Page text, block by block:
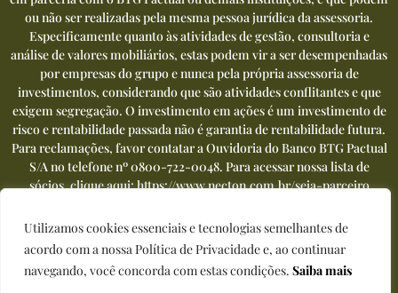
Utilizamos cookies essenciais e tecnologias semelhantes de
acordo com a nossa Política de Privacidade e, ao continuar
navegando, você concorda com estas condições. Saiba mais
ou não ser realizadas pela mesma pessoa jurídica da assessoria.
Especificamente quanto às atividades de gestão, consultoria e
análise de valores mobiliários, estas podem vir a ser desempenhadas
por empresas do grupo e nunca pela própria assessoria de
investimentos, considerando que são atividades conflitantes e que
exigem segregação. O investimento em ações é um investimento de
risco e rentabilidade passada não é garantia de rentabilidade futura.
Para reclamações, favor contatar a Ouvidoria do Banco BTG Pactual
S/A no telefone nº0800-722-0048. Para acessar nossa lista de
sócios, clique aqui:https://www.necton.com.br/seja-parceiro
Política de privacidade|Termos de uso